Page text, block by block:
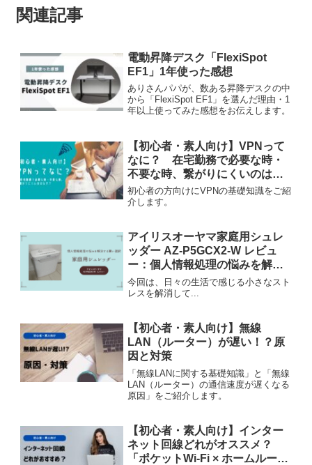
関連記事
電動昇降デスク「FlexiSpot
EF1」1年使った感想
ありさんパパが、数ある昇降デスクの中
から「FlexiSpot EF1」を選んだ理由・1
年以上使ってみた感想をお伝えします。
【初心者・素人向け】VPNって
なに？ 在宅勤務で必要な時・
不要な時、繋がりにくいのはな
ぜ？
初心者の方向けにVPNの基礎知識をご紹
介します。
アイリスオーヤマ家庭用シュレ
ッダー AZ-P5GCX2-W レビュ
ー：個人情報処理の悩みを解決
する賢い選択
今回は、日々の生活で感じる小さなスト
レスを解消して...
【初心者・素人向け】無線
LAN（ルーター）が遅い！？原
因と対策
「無線LANに関する基礎知識」と「無線
LAN（ルーター）の通信速度が遅くなる
原因」をご紹介します。
【初心者・素人向け】インター
ネット回線どれがオススメ？
「ポケットWi-Fi × ホームルータ